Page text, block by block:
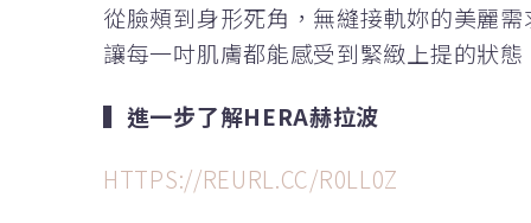
從臉頰到身形死角，無縫接軌妳的美麗需
讓每一吋肌膚都能感受到緊緻上提的狀態
▍進一步了解HERA赫拉波
HTTPS://REURL.CC/R0LL0Z